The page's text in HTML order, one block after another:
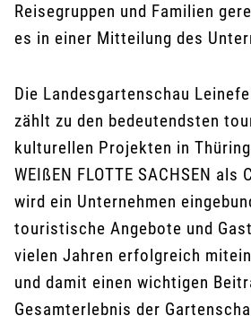
Reisegruppen und Familien
es in einer Mitteilung des
Die Landesgartenschau
zählt zu den bedeutendsten
kulturellen Projekten in
WEIßEN FLOTTE SACHSEN
wird ein Unternehmen
touristische Angebote und
vielen Jahren erfolgreich
und damit einen wichtigen
Gesamterlebnis der